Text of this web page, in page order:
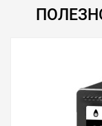
Решили
заказ на этой